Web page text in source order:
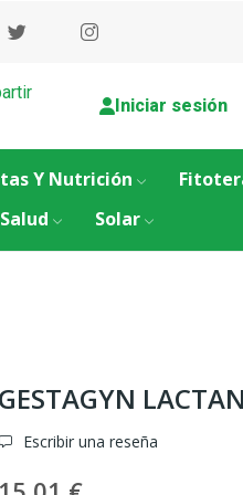
Iniciar sesión
Y Nutrición
Salud
Solar
GESTAGYN
Escribir una reseña